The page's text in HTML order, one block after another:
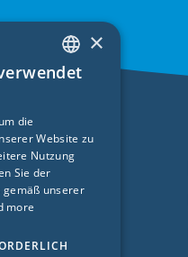
ENGLISH
FRENCH
CZECH
×
die
Website zu
Nutzung
Sie der
gemäß unserer
more